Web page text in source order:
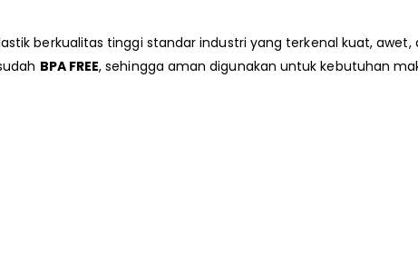
berkualitas tinggi standar industri yang terkenal kuat,
BPA FREE, sehingga aman digunakan untuk kebutuhan